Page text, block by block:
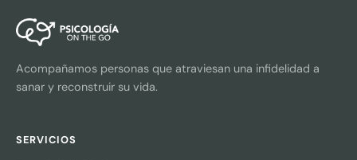
Acompañamos personas que atraviesan una infidelidad a
sanar y reconstruir su vida.
SERVICIOS